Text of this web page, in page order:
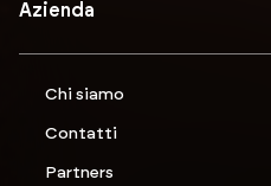
Azienda
Chi siamo
Contatti
Partners